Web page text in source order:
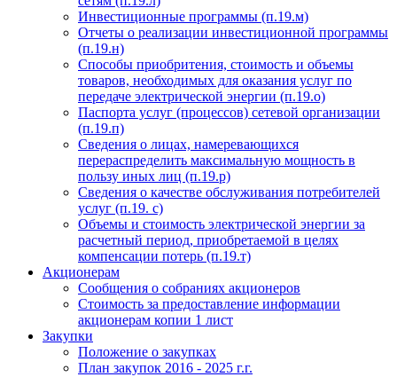
Инвестиционные программы (п.19.м)
Отчеты о реализации инвестиционной программы
(п.19.н)
Способы приобритения, стоимость и объемы
товаров, необходимых для оказания услуг по
передаче электрической энергии (п.19.о)
Паспорта услуг (процессов) сетевой организации
(п.19.п)
Сведения о лицах, намеревающихся
перераспределить максимальную мощность в
пользу иных лиц (п.19.р)
Сведения о качестве обслуживания потребителей
услуг (п.19. с)
Объемы и стоимость электрической энергии за
расчетный период, приобретаемой в целях
компенсации потерь (п.19.т)
Акционерам
Сообщения о собраниях акционеров
Стоимость за предоставление информации
акционерам копии 1 лист
Закупки
Положение о закупках
План закупок 2016 - 2025 г.г.